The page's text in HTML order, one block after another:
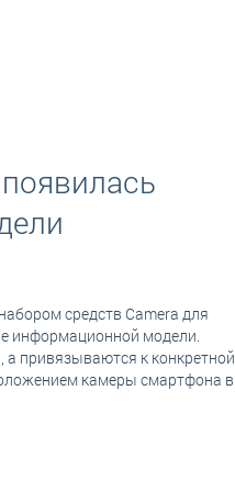
средств Camera для
информационной модели.
привязываются к конкретной
камеры смартфона в